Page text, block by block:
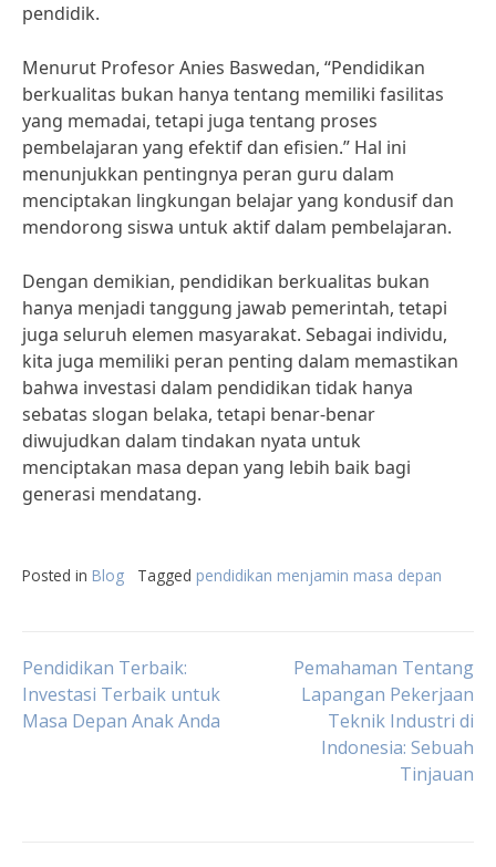
pendidik.
Menurut Profesor Anies Baswedan, “Pendidikan
berkualitas bukan hanya tentang memiliki fasilitas
yang memadai, tetapi juga tentang proses
pembelajaran yang efektif dan efisien.” Hal ini
menunjukkan pentingnya peran guru dalam
menciptakan lingkungan belajar yang kondusif dan
mendorong siswa untuk aktif dalam pembelajaran.
Dengan demikian, pendidikan berkualitas bukan
hanya menjadi tanggung jawab pemerintah, tetapi
juga seluruh elemen masyarakat. Sebagai individu,
kita juga memiliki peran penting dalam memastikan
bahwa investasi dalam pendidikan tidak hanya
sebatas slogan belaka, tetapi benar-benar
diwujudkan dalam tindakan nyata untuk
menciptakan masa depan yang lebih baik bagi
generasi mendatang.
Posted in Blog Tagged pendidikan menjamin masa depan
Post
navigation
Pendidikan Terbaik:
Investasi Terbaik untuk
Masa Depan Anak Anda
Pemahaman Tentang
Lapangan Pekerjaan
Teknik Industri di
Indonesia: Sebuah
Tinjauan